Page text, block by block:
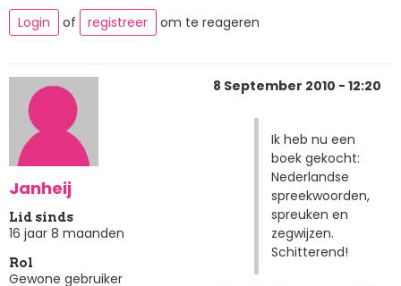
Login of registreer om te reageren
Janheij
Lid sinds
16 jaar 8 maanden
Rol
Gewone gebruiker
8 September 2010 - 12:20
Ik heb nu een
boek gekocht:
Nederlandse
spreekwoorden,
spreuken en
zegwijzen.
Schitterend!